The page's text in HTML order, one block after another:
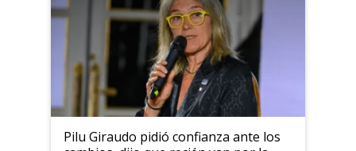
Pilu Giraudo pidió confianza ante los